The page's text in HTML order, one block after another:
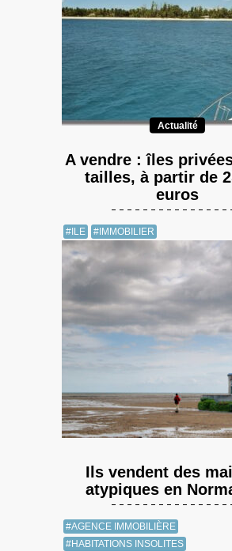
Actualité
A vendre : îles
tailles, à partir de
euros
#ILE #IMMOBILIER
Ils vendent des
atypiques en
#AGENCE IMMOBILIÈRE
#HABITATIONS INSOLITES